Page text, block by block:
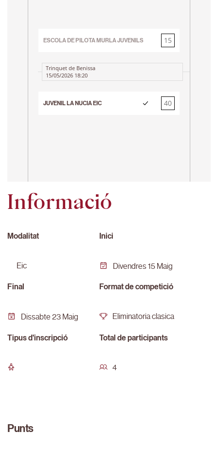
ESCOLA DE PILOTA MURLA JUVENILS
15
40
JUVENIL LA NUCIA EIC
40
15
Trinquet de Benissa
15/05/2026 18:20
Informació
Modalitat
eic
Inici
Divendres 15 Maig
Final
Dissabte 23 Maig
Format de competició
Eliminatoria clasica
Tipus d'inscripció Total de participants
4
Punts